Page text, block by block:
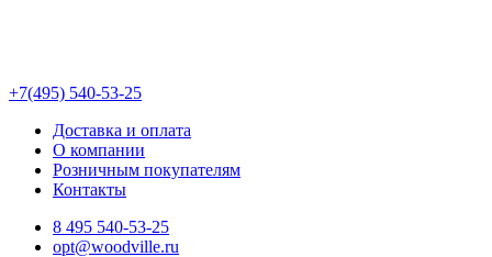
+7(495) 540-53-25
Доставка и оплата
О компании
Розничным покупателям
Контакты
8 495 540-53-25
opt@woodville.ru